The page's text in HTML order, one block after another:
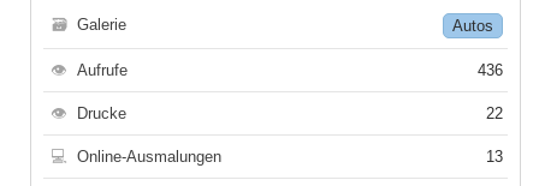
🗃 Galerie Autos
👁 Aufrufe 436
👁 Drucke 22
💻 Online-Ausmalungen 13